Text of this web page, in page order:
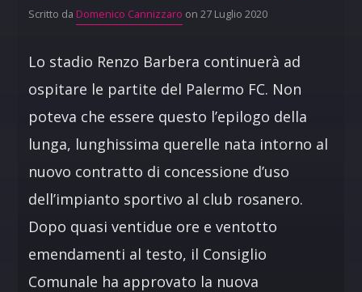
Scritto da Domenico Cannizzaro on 27 Luglio 2020
Lo stadio Renzo Barbera continuerà ad
ospitare le partite del Palermo FC. Non
poteva che essere questo l’epilogo della
lunga, lunghissima querelle nata intorno al
nuovo contratto di concessione d’uso
dell’impianto sportivo al club rosanero.
Dopo quasi ventidue ore e ventotto
emendamenti al testo, il Consiglio
Comunale ha approvato la nuova